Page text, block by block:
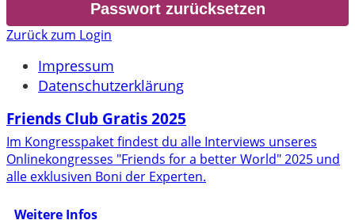
Zurück zum Login
Impressum
Datenschutzerklärung
Friends Club Gratis 2025
Im Kongresspaket findest du alle Interviews unseres
Onlinekongresses "Friends for a better World" 2025 und
alle exklusiven Boni der Experten.
Weitere Infos